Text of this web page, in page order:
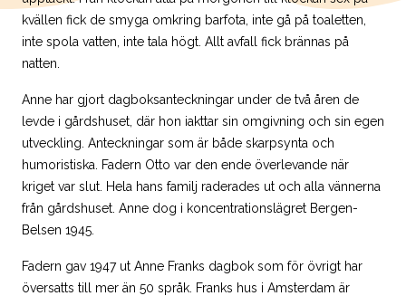
kvällen fick de smyga omkring barfota, inte gå på toaletten,
inte spola vatten, inte tala högt. Allt avfall fick brännas på
natten.
Anne har gjort dagboksanteckningar under de två åren de
levde i gårdshuset, där hon iakttar sin omgivning och sin egen
utveckling. Anteckningar som är både skarpsynta och
humoristiska. Fadern Otto var den ende överlevande när
kriget var slut. Hela hans familj raderades ut och alla vännerna
från gårdshuset. Anne dog i koncentrationslägret Bergen-
Belsen 1945.
Fadern gav 1947 ut Anne Franks dagbok som för övrigt har
översatts till mer än 50 språk. Franks hus i Amsterdam är